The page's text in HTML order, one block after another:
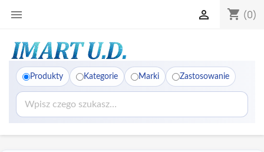
 shopping_cart (0)

Produkty Kategorie Marki Zastosowanie